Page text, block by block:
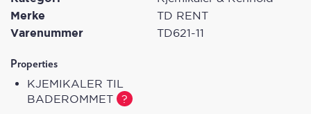
overflaten som skal rengjøres med en svamp eller
klut. Ved vanskelige flekker og avleiringer, bør
behandlingen gjentas. Om nødvendig kan du også
ta i bruk børste.
Merke
TD RENT
Varenummer
TD621-11
Properties
KJEMIKALER TIL
BADEROMMET
?